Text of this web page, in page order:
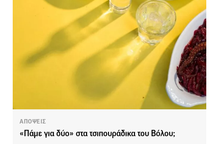
ΑΠΟΨΕΙΣ
«Πάμε για δύο» στα τσιπουράδικα του Βόλου;